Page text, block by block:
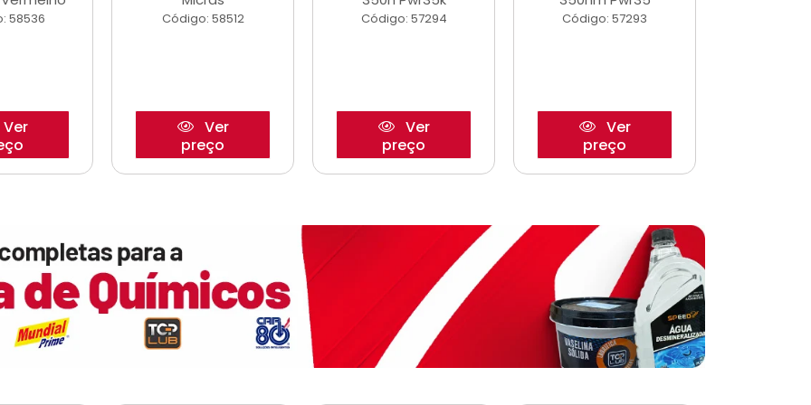
58536
Ver
Código: 58512
Ver
preço
Código: 57294
Ver
preço
Código: 57293
Ver
preço